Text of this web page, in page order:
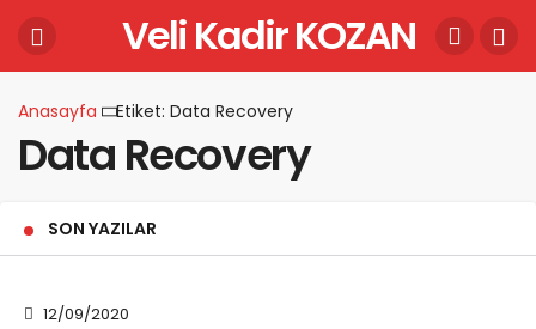
Veli Kadir KOZAN
Anasayfa Etiket: Data Recovery
Data Recovery
SON YAZILAR
12/09/2020